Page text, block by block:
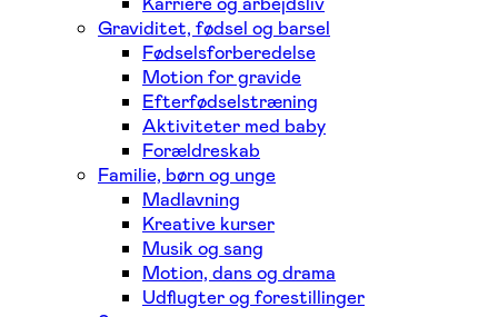
Graviditet, fødsel og barsel
Fødselsforberedelse
Motion for gravide
Efterfødselstræning
Aktiviteter med baby
Forældreskab
Familie, børn og unge
Madlavning
Kreative kurser
Musik og sang
Motion, dans og drama
Udflugter og forestillinger